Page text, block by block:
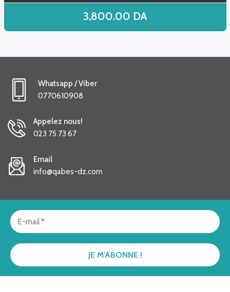
3,800.00 DA
Whatsapp / Viber
0770610908
Appelez nous!
023 75 73 67
Email
info@qabes-dz.com